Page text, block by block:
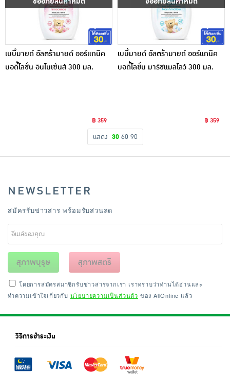
เบบี้มายด์ อัลตร้ามายด์ ออร์แกนิค
บอดี้โลชั่น อินโนเซ้นส์ 300 มล.
฿ 359
เบบี้มายด์ อัลตร้ามายด์ ออร์แกนิค
บอดี้โลชั่น มาร์ชแมลโลว์ 300 มล.
฿ 359
แสดง 30 60 90
NEWSLETTER
สมัครรับข่าวสาร พร้อมรับส่วนลด
สุภาพบุรุษ สุภาพสตรี
โดยการสมัครสมาชิกรับข่าวสารจากเรา เราทราบว่าท่านได้อ่านและ
ทำความเข้าใจเกี่ยวกับ นโยบายความเป็นส่วนตัว ของ AllOnline แล้ว
วิธีการชำระเงิน